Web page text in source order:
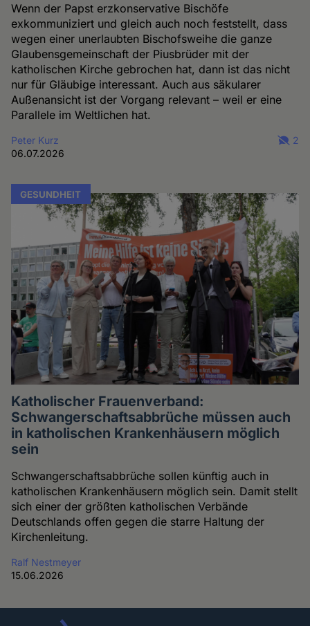
Wenn der Papst erzkonservative Bischöfe
exkommuniziert und gleich auch noch feststellt, dass
wegen einer unerlaubten Bischofsweihe die ganze
Glaubensgemeinschaft der Piusbrüder mit der
katholischen Kirche gebrochen hat, dann ist das nicht
nur für Gläubige interessant. Auch aus säkularer
Außenansicht ist der Vorgang relevant – weil er eine
Parallele im Weltlichen hat.
Peter Kurz
06.07.2026
2
GESUNDHEIT
Katholischer Frauenverband:
Schwangerschaftsabbrüche müssen auch
in katholischen Krankenhäusern möglich
sein
Schwangerschaftsabbrüche sollen künftig auch in
katholischen Krankenhäusern möglich sein. Damit stellt
sich einer der größten katholischen Verbände
Deutschlands offen gegen die starre Haltung der
Kirchenleitung.
Ralf Nestmeyer
15.06.2026